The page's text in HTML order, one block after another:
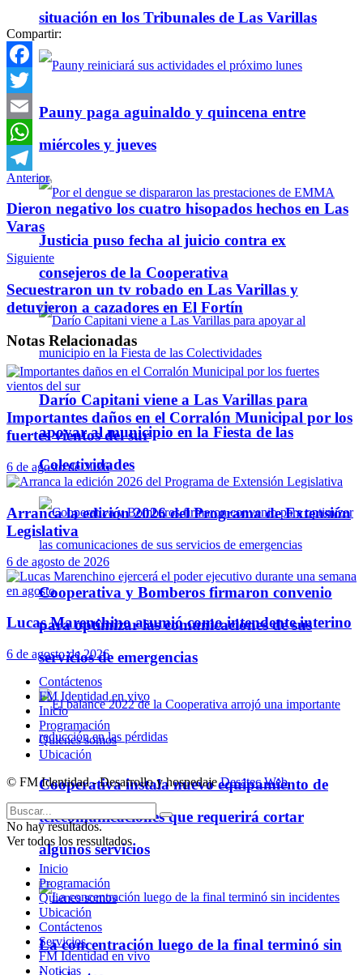
situación en los Tribunales de Las Varillas
Pauny paga aguinaldo y quincena entre
miércoles y jueves
Justicia puso fecha al juicio contra ex
consejeros de la Cooperativa
Darío Capitani viene a Las Varillas para
apoyar al municipio en la Fiesta de las
Colectividades
Cooperativa y Bomberos firmaron convenio
para optimizar las comunicaciones de sus
servicios de emergencias
Cooperativa instala nuevo equipamiento de
telecomunicaciones que requerirá cortar
algunos servicios
La concentración luego de la final terminó sin
Compartir:
Facebook
Twitter
Email
WhatsApp
Telegram
Anterior
Dieron negativo los cuatro hisopados hechos en Las
Varas
Siguiente
Secuestraron un tv robado en Las Varillas y
detuvieron a cazadores en El Fortín
Notas Relacionadas
Importantes daños en el Corralón Municipal por los
fuertes vientos del sur
6 de agosto de 2026
Arranca la edición 2026 del Programa de Extensión
Legislativa
6 de agosto de 2026
Lucas Marenchino asumió como intendente interino
6 de agosto de 2026
Contáctenos
FM Identidad en vivo
Inicio
Programación
Quienes somos
Ubicación
© FM Identidad - Desarrollo y hospedajeDesatec Web.
No hay resultados.
Ver todos los ressultados
Inicio
Programación
Quienes somos
Ubicación
Contáctenos
Servicios
FM Identidad en vivo
Noticias